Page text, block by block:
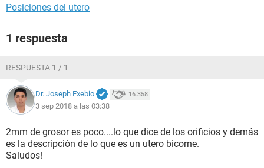
Posiciones del utero
1 respuesta
RESPUESTA 1 / 1
Dr. Joseph Exebio 16.358
3 sep 2018 a las 03:38
2mm de grosor es poco....lo que dice de los orificios y demás
es la descripción de lo que es un utero bicorne.
Saludos!